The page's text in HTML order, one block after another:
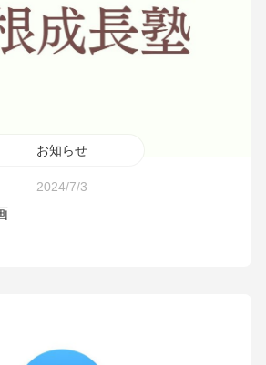
お知らせ
2024/7/3